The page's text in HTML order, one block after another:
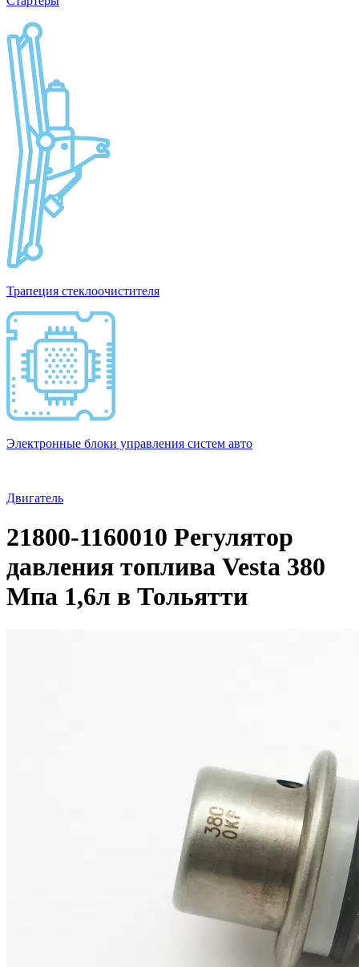
Трапеция стеклоочистителя
Электронные блоки управления систем авто
Двигатель
21800-1160010 Регулятор
давления топлива Vesta 380
Мпа 1,6л в Тольятти